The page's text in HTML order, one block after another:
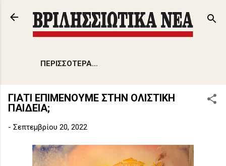
Μετάβαση στο κύριο περιεχόμενο
ΠΕΡΙΣΣΌΤΕΡΑ…
ΓΙΑΤΙ ΕΠΙΜΕΝΟΥΜΕ ΣΤΗΝ ΟΛΙΣΤΙΚΗ
ΠΑΙΔΕΙΑ;
- Σεπτεμβρίου 20, 2022